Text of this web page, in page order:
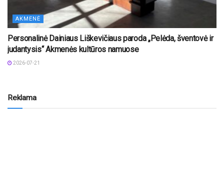
AKMENĖ
Personalinė Dainiaus Liškevičiaus paroda „Pelėda, šventovė ir
judantysis“ Akmenės kultūros namuose
2026-07-21
Reklama